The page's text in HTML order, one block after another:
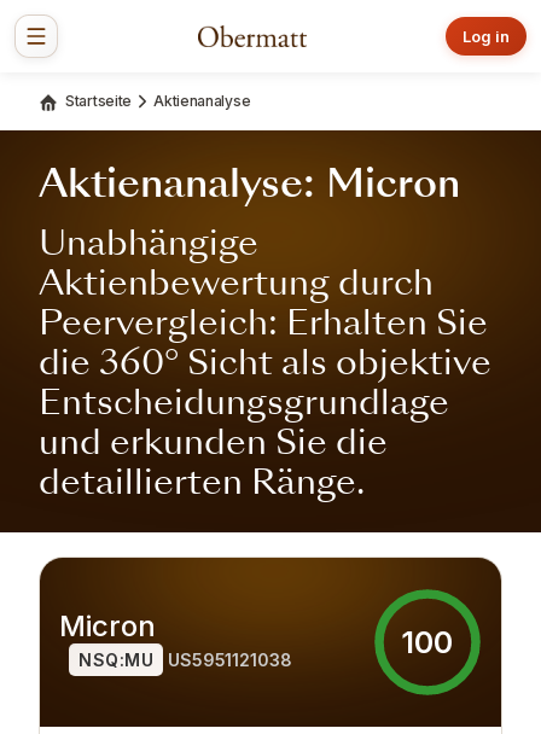
Log in
Startseite Aktienanalyse
Aktienanalyse: Micron
Unabhängige
Aktienbewertung durch
Peervergleich: Erhalten Sie
die 360° Sicht als objektive
Entscheidungsgrundlage
und erkunden Sie die
detaillierten Ränge.
Micron
NSQ:MU US5951121038 100